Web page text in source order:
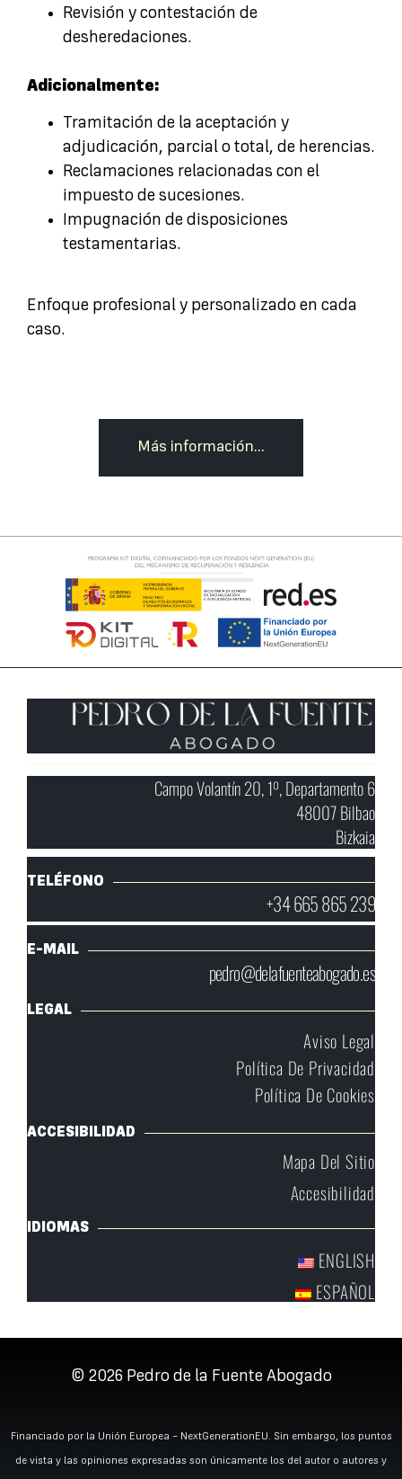
Revisión y contestación de
desheredaciones.
Adicionalmente:
Tramitación de la aceptación y
adjudicación, parcial o total, de herencias.
Reclamaciones relacionadas con el
impuesto de sucesiones.
Impugnación de disposiciones
testamentarias.
Enfoque profesional y personalizado en cada
caso.
Más información...
Campo Volantín 20, 1º, Departamento 6
48007 Bilbao
Bizkaia
TELÉFONO
+34 665 865 239
E-MAIL
pedro@delafuenteabogado.es
LEGAL
Aviso Legal
Política De Privacidad
Política De Cookies
ACCESIBILIDAD
Mapa Del Sitio
Accesibilidad
IDIOMAS
ENGLISH
ESPAÑOL
© 2026 Pedro de la Fuente Abogado
Financiado por la Unión Europea – NextGenerationEU. Sin embargo, los puntos
de vista y las opiniones expresadas son únicamente los del autor o autores y